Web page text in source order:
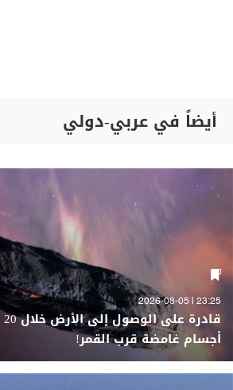
أيضاً في عربي-دولي
23:25 | 2026-08-05
أجسام غامضة قرب القمر!